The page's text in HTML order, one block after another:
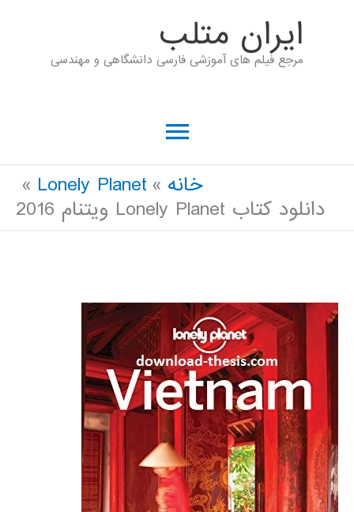
ايران متلب
مرجع فیلم های آموزشی فارسی دانشگاهی و مهندسی
فهرست
اصلی
خانه
Lonely Planet
دانلود کتاب Lonely Planet ویتنام 2016